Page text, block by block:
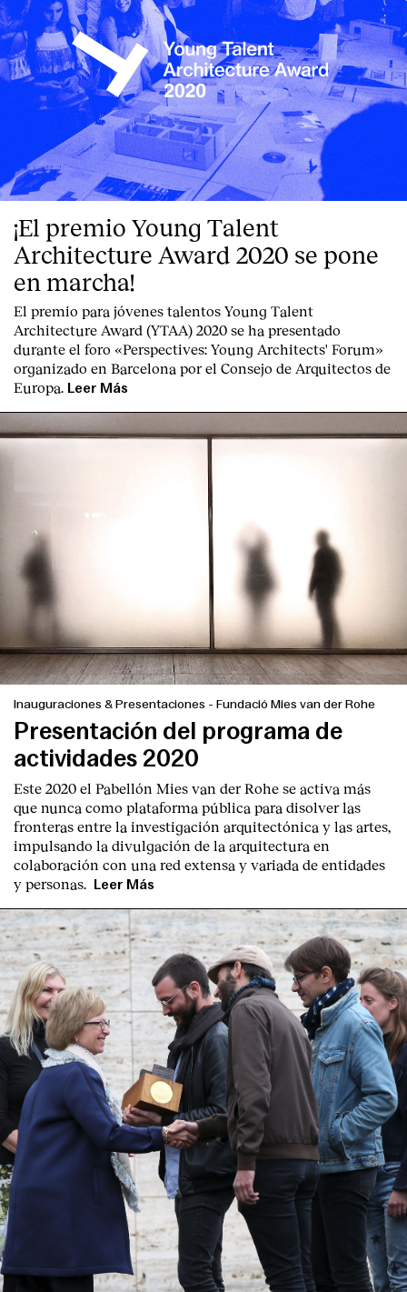
¡El premio Young Talent
Architecture Award 2020 se pone
en marcha!
El premio para jóvenes talentos Young Talent
Architecture Award (YTAA) 2020 se ha presentado
durante el foro «Perspectives: Young Architects' Forum»
organizado en Barcelona por el Consejo de Arquitectos de
Europa.
Leer Más
Inauguraciones & Presentaciones - Fundació Mies van der Rohe
Presentación del programa de
actividades 2020
Este 2020 el Pabellón Mies van der Rohe se activa más
que nunca como plataforma pública para disolver las
fronteras entre la investigación arquitectónica y las artes,
impulsando la divulgación de la arquitectura en
colaboración con una red extensa y variada de entidades
y personas.
Leer Más